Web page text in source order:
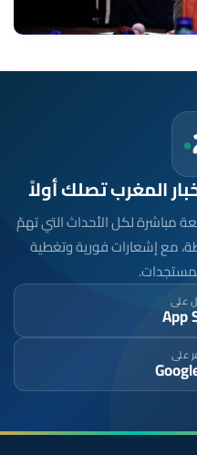
يوفّر لكم متابعة مباشرة لكل الأحداث التي تهمّ
مع إشعارات فورية وتغطية
على
App
على